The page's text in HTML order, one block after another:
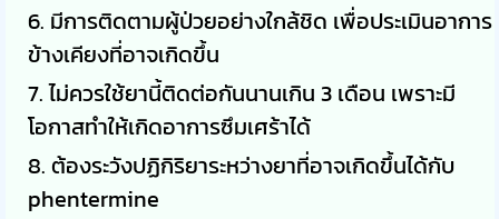
6. มีการติดตามผู้ป่วยอย่างใกล้ชิด เพื่อประเมินอาการ
ข้างเคียงที่อาจเกิดขึ้น
7. ไม่ควรใช้ยานี้ติดต่อกันนานเกิน 3 เดือน เพราะมี
โอกาสทำให้เกิดอาการซึมเศร้าได้
8. ต้องระวังปฏิกิริยาระหว่างยาที่อาจเกิดขึ้นได้กับ
phentermine